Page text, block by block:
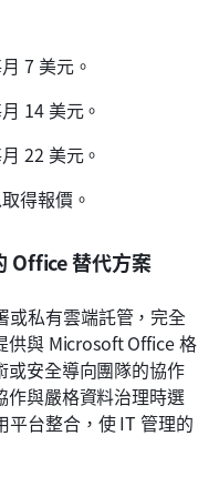
7 美元。
14 美元。
22 美元。
得報價。
Office 替代方案
或私有雲端託管，完全
供與 Microsoft Office 格
或安全導向團隊的協作
作與嚴格資料治理時選
台整合，使 IT 管理的